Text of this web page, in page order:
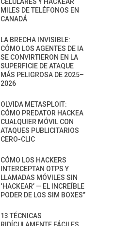
MILES DE TELÉFONOS EN
CANADÁ
LA BRECHA INVISIBLE:
CÓMO LOS AGENTES DE IA
SE CONVIRTIERON EN LA
SUPERFICIE DE ATAQUE
MÁS PELIGROSA DE 2025–
2026
OLVIDA METASPLOIT:
CÓMO PREDATOR HACKEA
CUALQUIER MÓVIL CON
ATAQUES PUBLICITARIOS
CERO-CLIC
CÓMO LOS HACKERS
INTERCEPTAN OTPS Y
LLAMADAS MÓVILES SIN
‘HACKEAR’ — EL INCREÍBLE
PODER DE LOS SIM BOXES”
13 TÉCNICAS